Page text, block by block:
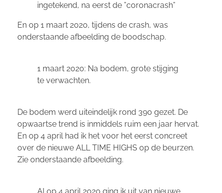
ingetekend, na eerst de ”coronacrash”
En op 1 maart 2020, tijdens de crash, was
onderstaande afbeelding de boodschap.
1 maart 2020: Na bodem, grote stijging
te verwachten.
De bodem werd uiteindelijk rond 390 gezet. De
opwaartse trend is inmiddels ruim een jaar hervat.
En op 4 april had ik het voor het eerst concreet
over de nieuwe ALL TIME HIGHS op de beurzen.
Zie onderstaande afbeelding.